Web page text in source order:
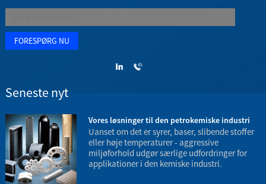
Seneste nyt
Vores løsninger til den petrokemiske industri
Uanset om det er syrer, baser, slibende stoffer
eller høje temperaturer - aggressive
miljøforhold udgør særlige udfordringer for
applikationer i den kemiske industri.